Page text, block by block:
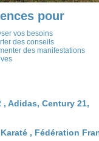
pour
vos besoins
des conseils
des manifestations
, Adidas, Century 21,
, Fédération